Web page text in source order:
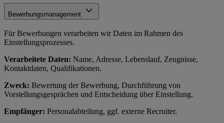
Bewerbungsmanagement
Für Bewerbungen verarbeiten wir Daten im Rahmen des
Einstellungsprozesses.
Verarbeitete Daten: Name, Adresse, Lebenslauf, Zeugnisse,
Kontaktdaten, Qualifikationen.
Zweck: Bewertung der Bewerbung, Durchführung von
Vorstellungsgesprächen und Entscheidung über Einstellung.
Empfänger: Personalabteilung, ggf. externe Recruiter.